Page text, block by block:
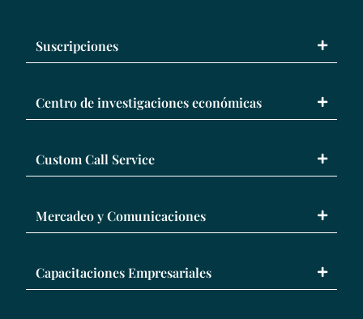
Suscripciones
Centro de investigaciones económicas
Custom Call Service
Mercadeo y Comunicaciones
Capacitaciones Empresariales